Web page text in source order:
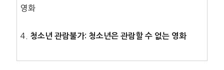
영화
4. 청소년 관람불가: 청소년은 관람할 수 없는 영화